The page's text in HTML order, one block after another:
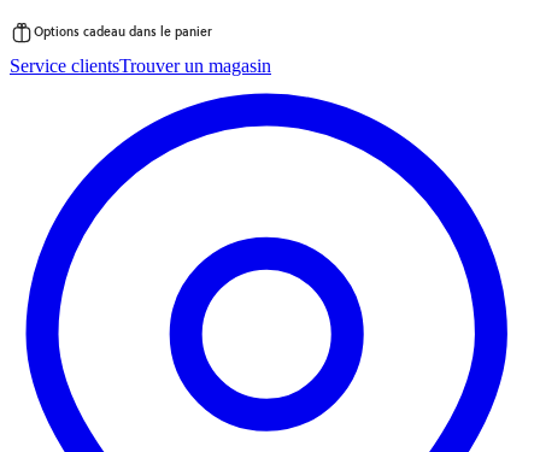
au
Options cadeau dans le panier
Service clientsTrouver un magasin